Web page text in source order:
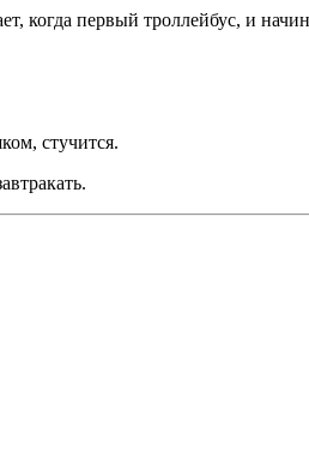
когда первый троллейбус, и
стучится.